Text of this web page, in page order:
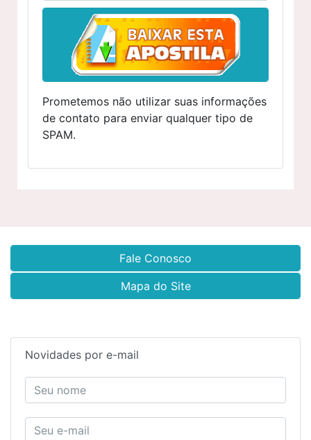
Prometemos não utilizar suas informações
de contato para enviar qualquer tipo de
SPAM.
Fale Conosco
Mapa do Site
Novidades por e-mail